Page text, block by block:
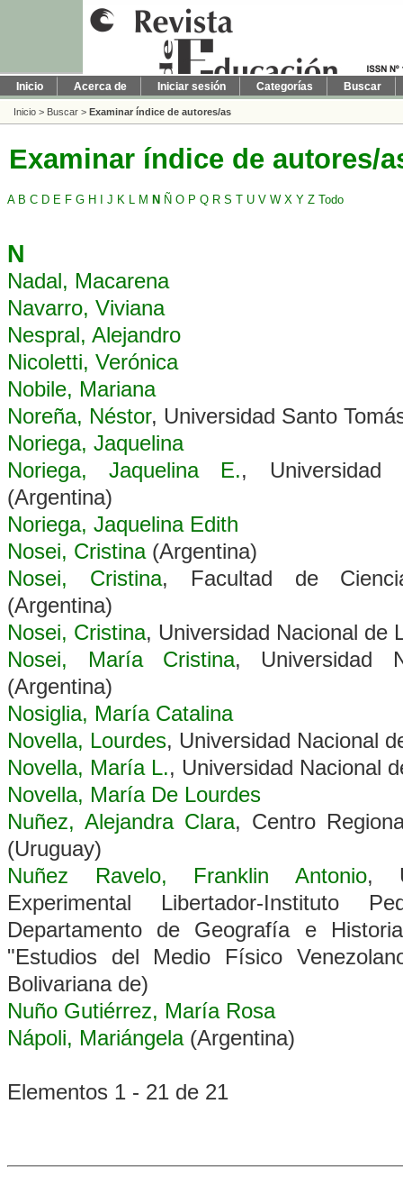
Inicio Acerca de Iniciar sesión Categorías Buscar
Inicio > Buscar > Examinar índice de autores/as
Examinar índice de autores/
A B C D E F G H J K M N Ñ O P Q R S T U V W X Y Z Todo
N
Nadal, Macarena
Navarro, Viviana
Nespral, Alejandro
Nicoletti, Verónica
Nobile, Mariana
Noreña, Néstor, Universidad Santo
Noriega, Jaquelina
Noriega, Jaquelina E.,
(Argentina)
Noriega, Jaquelina Edith
Nosei, Cristina(Argentina)
Nosei, Cristina, Facultad de
(Argentina)
Nosei, Cristina, Universidad Nacional de
Nosei, María Cristina, Universidad
(Argentina)
Nosiglia, María Catalina
Novella, Lourdes, Universidad Nacional
Novella, María L., Universidad Nacional
Novella, María De Lourdes
Nuñez, Alejandra Clara, Centro
(Uruguay)
Nuñez Ravelo, Franklin Antonio,
Experimental Libertador-Instituto
Departamento de Geografía e
"Estudios del Medio Físico
Bolivariana de)
Nuño Gutiérrez, María Rosa
Nápoli, Mariángela(Argentina)
Elementos 1 - 21 de 21